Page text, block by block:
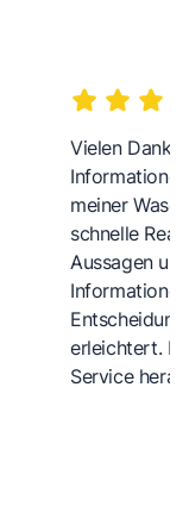
Vielen Dank
meiner
schnelle
Aussagen
erleichtert.
Service